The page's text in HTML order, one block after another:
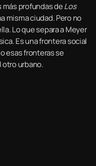
más profundas deLos
misma ciudad. Pero no
Lo que separa a Meyer
Es una frontera social
esas fronteras se
otro urbano.